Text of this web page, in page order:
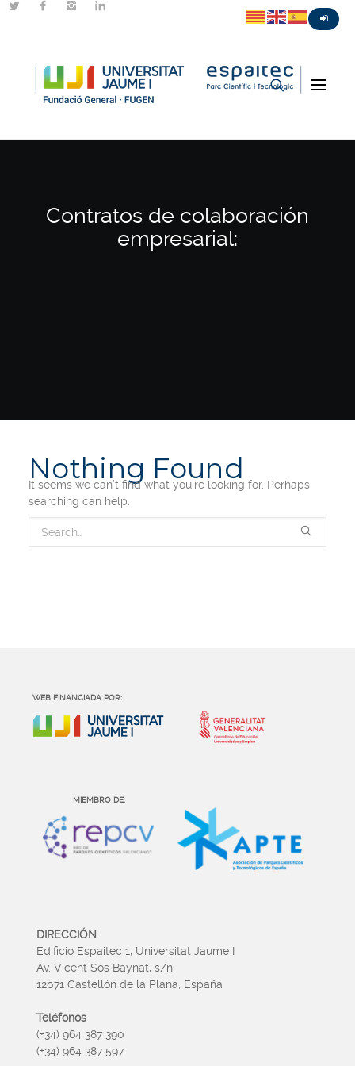
Contratos de colaboración
empresarial:
Nothing Found
It seems we can’t find what you’re looking for. Perhaps
searching can help.
WEB FINANCIADA POR:
MIEMBRO DE:
DIRECCIÓN
Edificio Espaitec 1, Universitat Jaume I
Av. Vicent Sos Baynat, s/n
12071 Castellón de la Plana, España
Teléfonos
(+34) 964 387 390
(+34) 964 387 597